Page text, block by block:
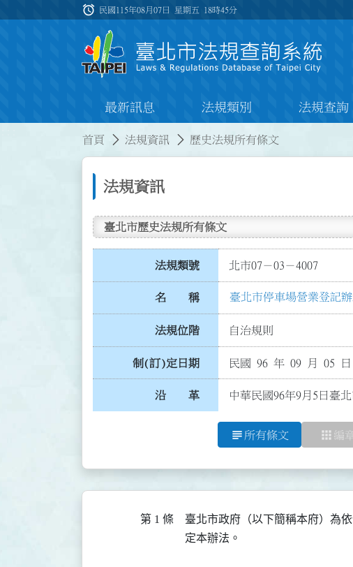
:::
alarm 民國115年08月07日 星期五 18時45分
最新訊息 法規類別 法規查詢
首頁 法規資訊 歷史法規所有條文
法規資訊
臺北市歷史法規所有條文
法規類號 北市07－03－4007
名 稱 臺北市停車場營業登記
法規位階 自治規則
制(訂)定日期 民國 96 年 09 月 05 日
沿 革 中華民國96年9月5日臺
subject 所有條文 apps 編
第 1 條
臺北市政府（以下簡稱本府）為
定本辦法。